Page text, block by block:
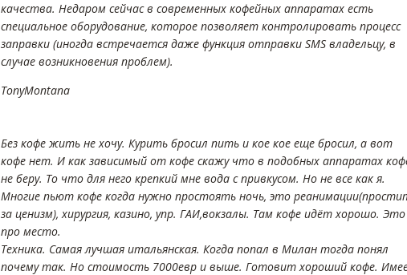
качества. Недаром сейчас в современных кофейных аппаратах есть
специальное оборудование, которое позволяет контролировать процесс
заправки (иногда встречается даже функция отправки SMS владельцу, в
случае возникновения проблем).
TonyMontana
Без кофе жить не хочу. Курить бросил пить и кое кое еще бросил, а вот
кофе нет. И как зависимый от кофе скажу что в подобных аппаратах
не беру. То что для него крепкий мне вода с привкусом. Но не все как я.
Многие пьют кофе когда нужно простоять ночь, это
за ценизм), хирургия, казино, упр. ГАИ,вокзалы. Там кофе идёт хорошо. Это
про место.
Техника. Самая лучшая итальянская. Когда попал в Милан тогда понял
почему так. Но стоимость 7000евр и выше. Готовит хороший кофе.